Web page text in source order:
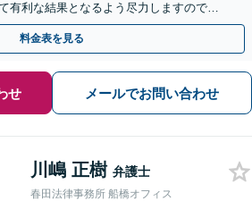
有利な結果となるよう尽力しますので、
駅10分・県庁前駅4分】
料金表を見る
せ メールでお問い合わせ
川嶋 正樹 弁護士
春田法律事務所 船橋オフィス